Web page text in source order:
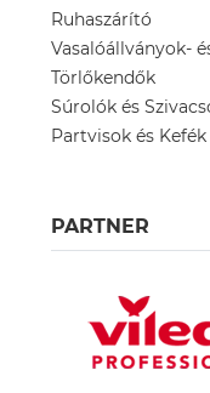
Ruhaszárító
Vasalóállványok-
Törlőkendők
Súrolók és
Partvisok és Kefék
PARTNER